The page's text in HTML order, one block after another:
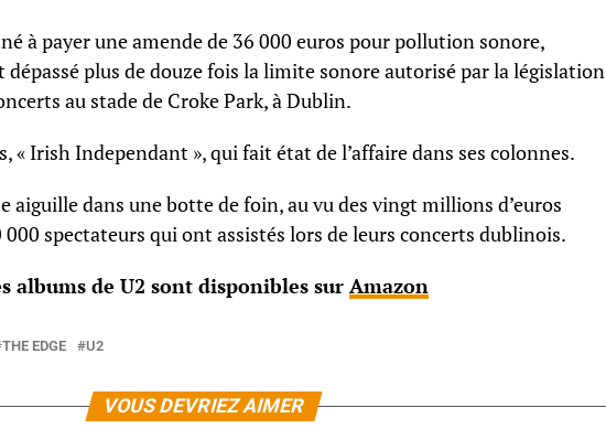
à payer une amende de 36 000 euros pour pollution sonore,
dépassé plus de douze fois la limite sonore autorisé par la législation
au stade de Croke Park, à Dublin.
« Irish Independant », qui fait état de l’affaire dans ses colonnes.
aiguille dans une botte de foin, au vu des vingt millions d’euros
000 spectateurs qui ont assistés lors de leurs concerts dublinois.
albums de U2 sont disponibles sur Amazon
THE EDGE U2
VOUS DEVRIEZ AIMER